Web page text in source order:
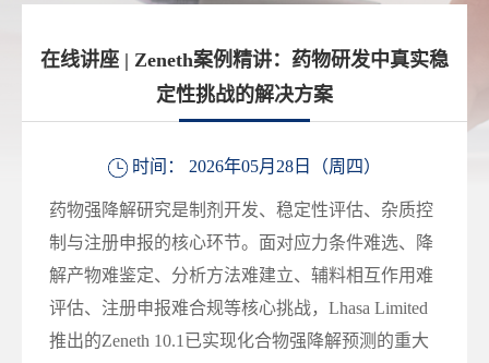
在线讲座 | Zeneth案例精讲：药物研发中真实稳
定性挑战的解决方案
时间： 2026年05月28日（周四）
药物强降解研究是制剂开发、稳定性评估、杂质控
制与注册申报的核心环节。面对应力条件难选、降
解产物难鉴定、分析方法难建立、辅料相互作用难
评估、注册申报难合规等核心挑战，Lhasa Limited
推出的Zeneth 10.1已实现化合物强降解预测的重大